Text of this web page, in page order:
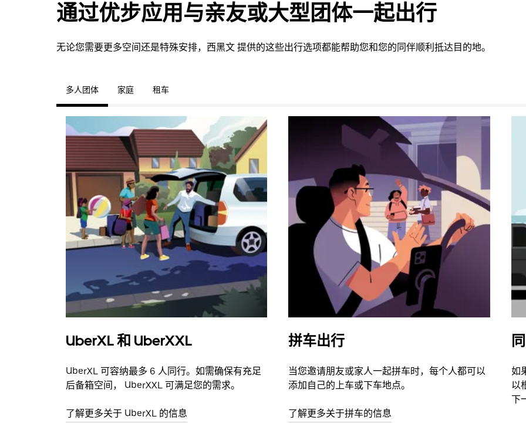
通过优步应用与亲友或大型团体一起出行
无论您需要更多空间还是特殊安排，西黑文 提供的这些出行选项都能帮助您和您的同伴顺利抵达目的地。
多人团体 家庭 租车
UberXL 和 UberXXL
UberXL 可容纳最多 6 人同行。如需确保有充足
后备箱空间， UberXXL 可满足您的需求。
了解更多关于 UberXL 的信息
拼车出行
当您邀请朋友或家人一起拼车时，每个人都可以
添加自己的上车或下车地点。
了解更多关于拼车的信息
如
以
下